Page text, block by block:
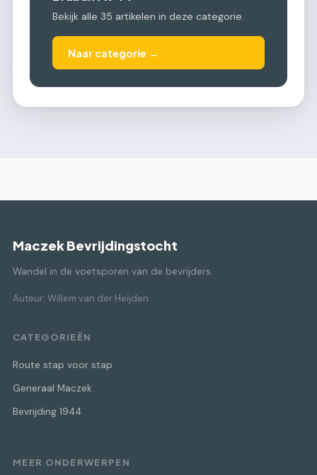
Bekijk alle 35 artikelen in deze categorie.
Naar categorie →
Maczek Bevrijdingstocht
Wandel in de voetsporen van de bevrijders.
Auteur: Willem van der Heijden
CATEGORIEËN
Route stap voor stap
Generaal Maczek
Bevrijding 1944
MEER ONDERWERPEN